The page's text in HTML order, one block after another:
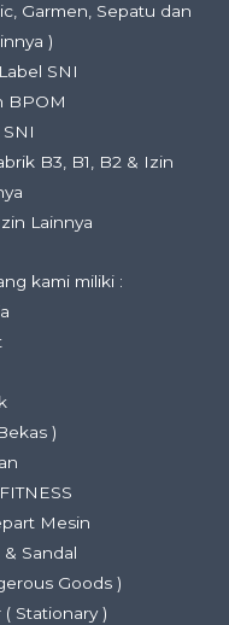
Garmen, Sepatu dan
)
SNI
BPOM
B3, B1, B2 & Izin
Lainnya
kami miliki :
)
Mesin
Sandal
Goods )
Stationary )